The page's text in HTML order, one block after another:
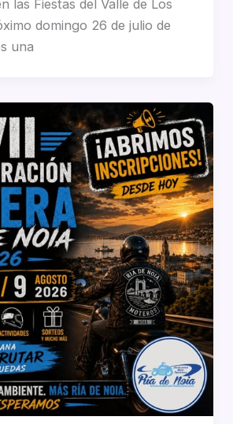
las Fiestas del Valle de Los
domingo 26 de julio de
una